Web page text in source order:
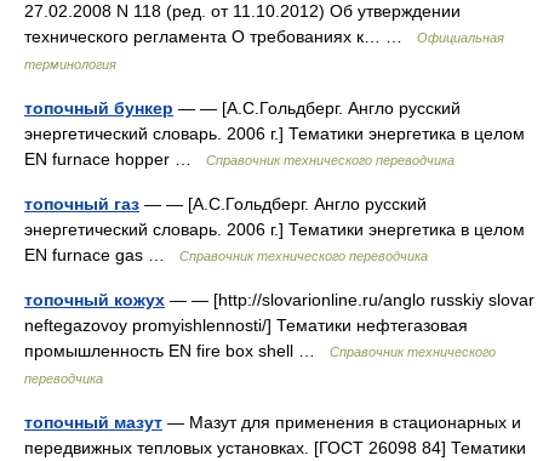
27.02.2008 N 118 (ред. от 11.10.2012) Об утверждении
технического регламента О требованиях к… …
Официальная
терминология
топочный бункер — — [А.С.Гольдберг. Англо русский
энергетический словарь. 2006 г.] Тематики энергетика в целом
EN furnace hopper …
Справочник технического переводчика
топочный газ — — [А.С.Гольдберг. Англо русский
энергетический словарь. 2006 г.] Тематики энергетика в целом
EN furnace gas …
Справочник технического переводчика
топочный кожух — — [http://slovarionline.ru/anglo russkiy slovar
neftegazovoy promyishlennosti/] Тематики нефтегазовая
промышленность EN fire box shell …
Справочник технического
переводчика
топочный мазут — Мазут для применения в стационарных и
передвижных тепловых установках. [ГОСТ 26098 84] Тематики